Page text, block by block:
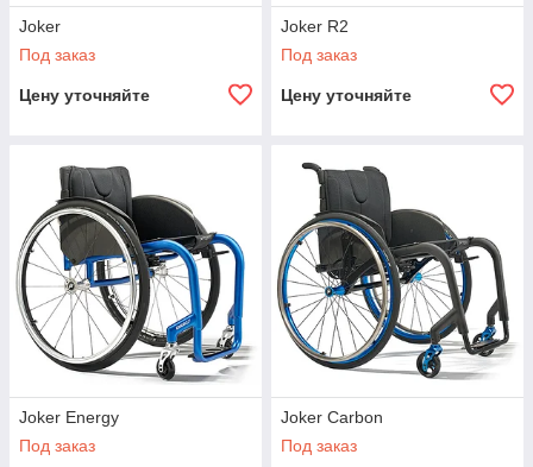
Joker
Под заказ
Цену уточняйте
Joker R2
Под заказ
Цену уточняйте
Joker Energy
Под заказ
Joker Carbon
Под заказ